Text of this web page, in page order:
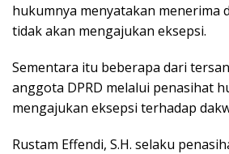
hukumnya menyatakan menerima
tidak akan mengajukan eksepsi.
Sementara itu beberapa dari
anggota DPRD melalui penasihat
mengajukan eksepsi terhadap
Rustam Effendi, S.H. selaku